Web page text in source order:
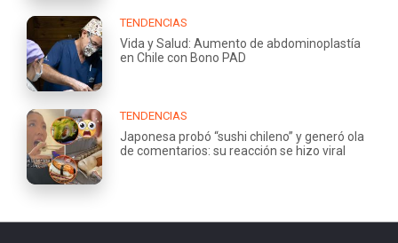
TENDENCIAS
Vida y Salud: Aumento de abdominoplastía
en Chile con Bono PAD
TENDENCIAS
Japonesa probó “sushi chileno” y generó ola
de comentarios: su reacción se hizo viral